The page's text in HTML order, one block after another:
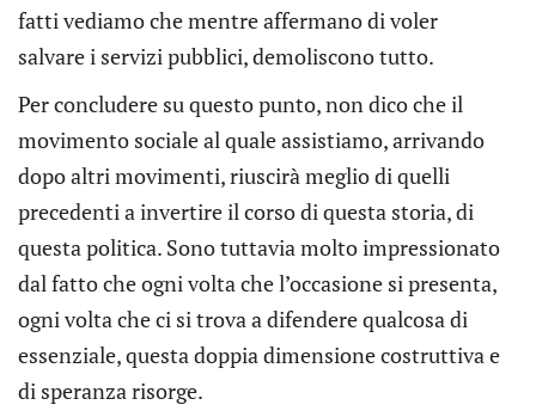
fatti vediamo che mentre affermano di voler
salvare i servizi pubblici, demoliscono tutto.
Per concludere su questo punto, non dico che il
movimento sociale al quale assistiamo, arrivando
dopo altri movimenti, riuscirà meglio di quelli
precedenti a invertire il corso di questa storia, di
questa politica. Sono tuttavia molto impressionato
dal fatto che ogni volta che l’occasione si presenta,
ogni volta che ci si trova a difendere qualcosa di
essenziale, questa doppia dimensione costruttiva e
di speranza risorge.